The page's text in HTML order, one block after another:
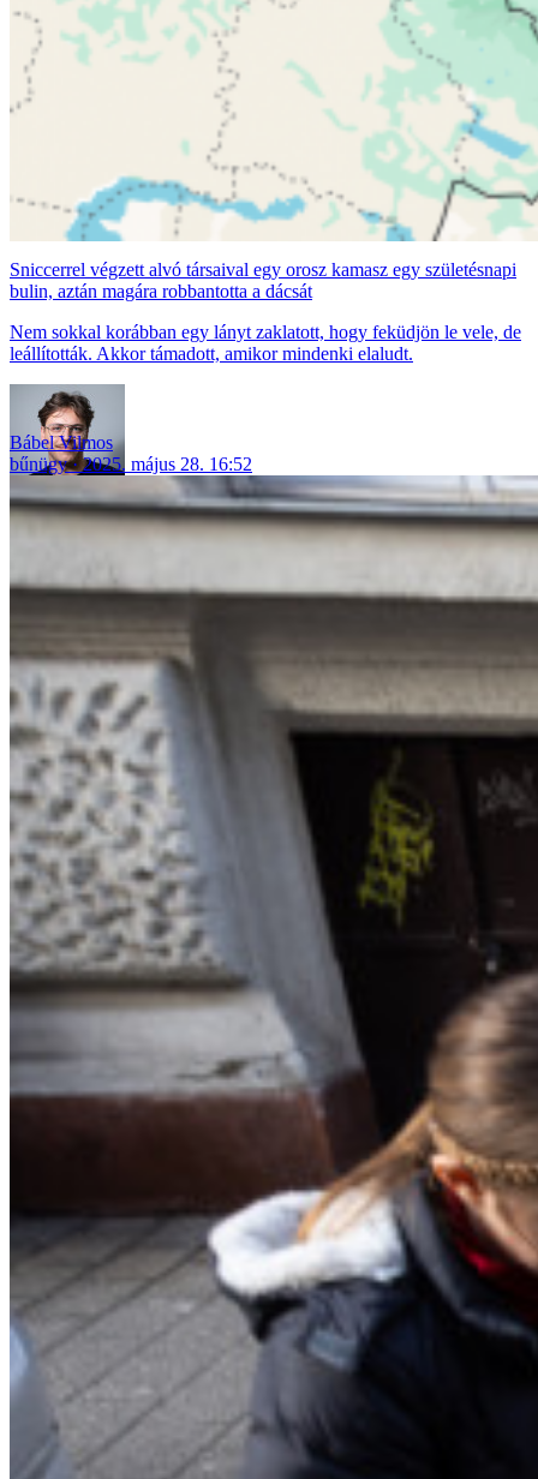
Sniccerrel végzett alvó társaival egy orosz kamasz egy születésnapi
bulin, aztán magára robbantotta a dácsát
Nem sokkal korábban egy lányt zaklatott, hogy feküdjön le vele, de
leállították. Akkor támadott, amikor mindenki elaludt.
Bábel Vilmos
bűnügy
2025. május 28. 16:52